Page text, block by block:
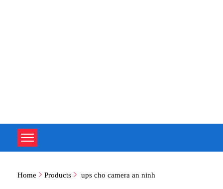
Home Products ups cho camera an ninh